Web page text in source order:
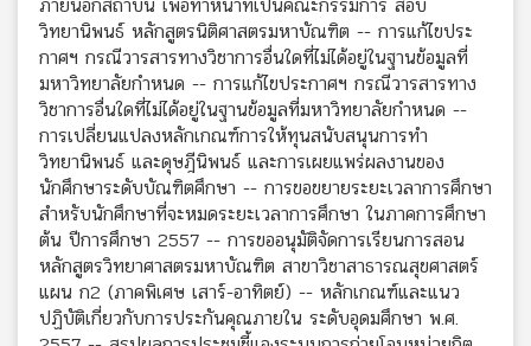
วิทยานิพนธ์ หลักสูตรนิติศาสตรมหาบัณฑิต -- การแก้ไขประ
กาศฯ กรณีวารสารทางวิชาการอื่นใดที่ไม่ได้อยู่ในฐานข้อมูลที่
มหาวิทยาลัยกำหนด -- การแก้ไขประกาศฯ กรณีวารสารทาง
วิชาการอื่นใดที่ไม่ได้อยู่ในฐานข้อมูลที่มหาวิทยาลัยกำหนด --
การเปลี่ยนแปลงหลักเกณฑ์การให้ทุนสนับสนุนการทำ
วิทยานิพนธ์ และดุษฎีนิพนธ์ และการเผยแพร่ผลงานของ
นักศึกษาระดับบัณฑิตศึกษา -- การขอขยายระยะเวลาการศึกษา
สำหรับนักศึกษาที่จะหมดระยะเวลาการศึกษา ในภาคการศึกษา
ต้น ปีการศึกษา 2557 -- การขออนุมัติจัดการเรียนการสอน
หลักสูตรวิทยาศาสตรมหาบัณฑิต สาขาวิชาสาธารณสุขศาสตร์
แผน ก2 (ภาคพิเศษ เสาร์-อาทิตย์) -- หลักเกณฑ์และแนว
ปฏิบัติเกี่ยวกับการประกันคุณภายใน ระดับอุดมศึกษา พ.ศ.